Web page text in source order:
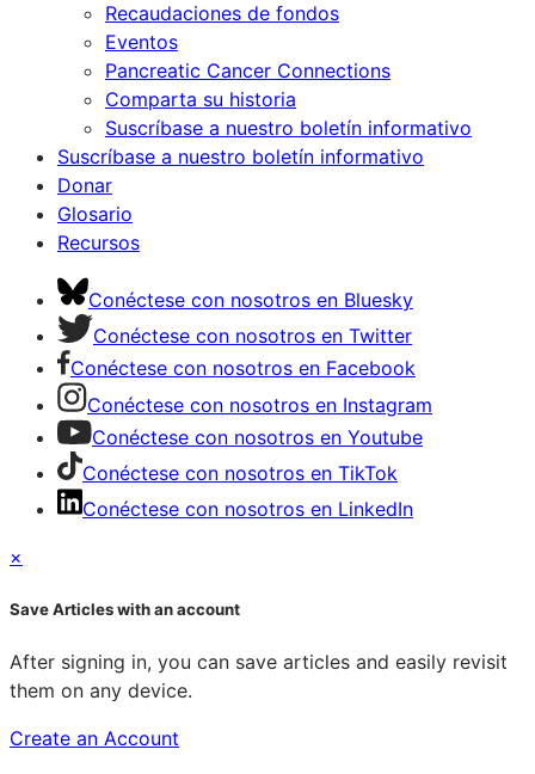
Recaudaciones de fondos
Eventos
Pancreatic Cancer Connections
Comparta su historia
Suscríbase a nuestro boletín informativo
Suscríbase a nuestro boletín informativo
Donar
Glosario
Recursos
Conéctese con nosotros en Bluesky
Conéctese con nosotros en Twitter
Conéctese con nosotros en Facebook
Conéctese con nosotros en Instagram
Conéctese con nosotros en Youtube
Conéctese con nosotros en TikTok
Conéctese con nosotros en LinkedIn
×
Save Articles with an account
After signing in, you can save articles and easily revisit
them on any device.
Create an Account